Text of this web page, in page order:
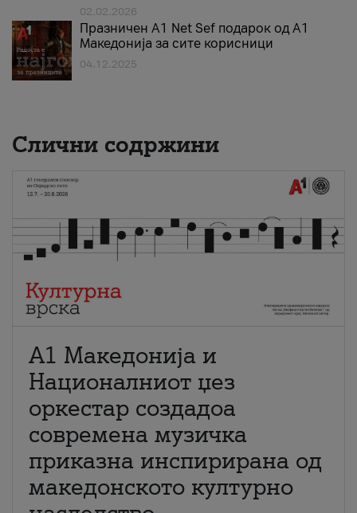
02.02.2026
Празничен A1 Net Sеf подарок од А1
Македонија за сите корисници
04.12.2025
Слични содржини
А1 Македонија и
Националниот џез
оркестар создадоа
современа музичка
приказна инспирирана од
македонското културно